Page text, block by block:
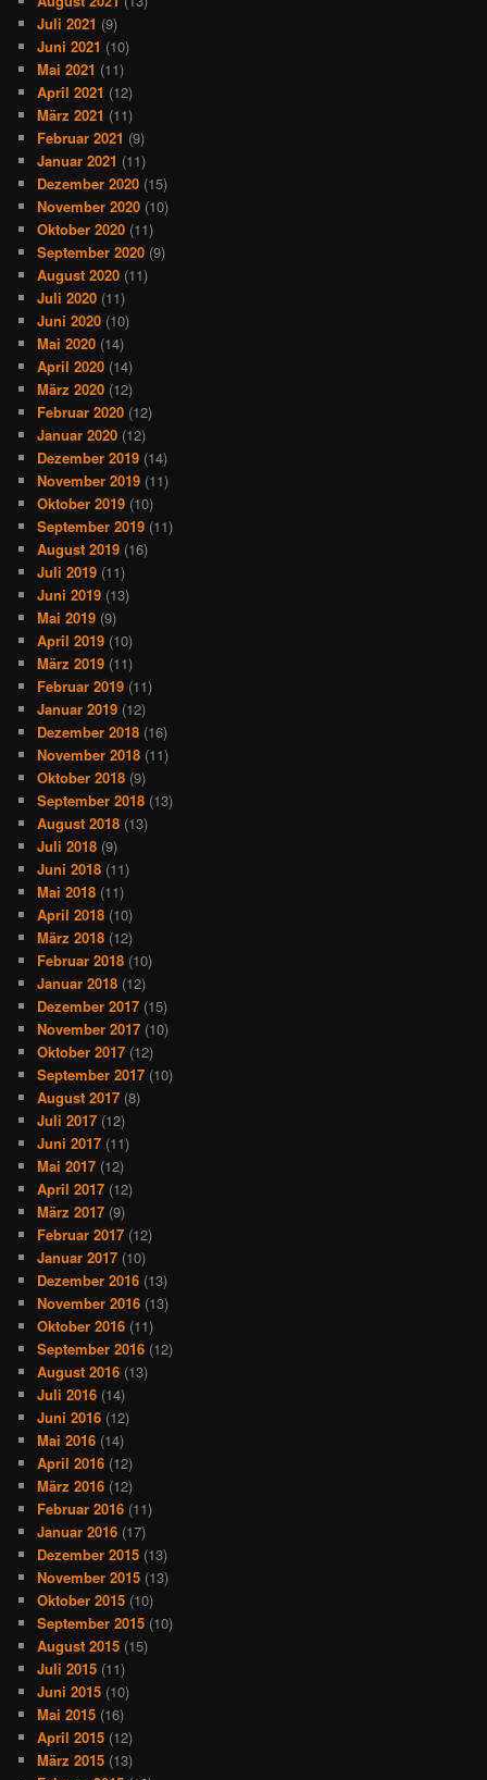
Juli 2021 (9)
Juni 2021 (10)
Mai 2021 (11)
April 2021 (12)
März 2021 (11)
Februar 2021 (9)
Januar 2021 (11)
Dezember 2020 (15)
November 2020 (10)
Oktober 2020 (11)
September 2020 (9)
August 2020 (11)
Juli 2020 (11)
Juni 2020 (10)
Mai 2020 (14)
April 2020 (14)
März 2020 (12)
Februar 2020 (12)
Januar 2020 (12)
Dezember 2019 (14)
November 2019 (11)
Oktober 2019 (10)
September 2019 (11)
August 2019 (16)
Juli 2019 (11)
Juni 2019 (13)
Mai 2019 (9)
April 2019 (10)
März 2019 (11)
Februar 2019 (11)
Januar 2019 (12)
Dezember 2018 (16)
November 2018 (11)
Oktober 2018 (9)
September 2018 (13)
August 2018 (13)
Juli 2018 (9)
Juni 2018 (11)
Mai 2018 (11)
April 2018 (10)
März 2018 (12)
Februar 2018 (10)
Januar 2018 (12)
Dezember 2017 (15)
November 2017 (10)
Oktober 2017 (12)
September 2017 (10)
August 2017 (8)
Juli 2017 (12)
Juni 2017 (11)
Mai 2017 (12)
April 2017 (12)
März 2017 (9)
Februar 2017 (12)
Januar 2017 (10)
Dezember 2016 (13)
November 2016 (13)
Oktober 2016 (11)
September 2016 (12)
August 2016 (13)
Juli 2016 (14)
Juni 2016 (12)
Mai 2016 (14)
April 2016 (12)
März 2016 (12)
Februar 2016 (11)
Januar 2016 (17)
Dezember 2015 (13)
November 2015 (13)
Oktober 2015 (10)
September 2015 (10)
August 2015 (15)
Juli 2015 (11)
Juni 2015 (10)
Mai 2015 (16)
April 2015 (12)
März 2015 (13)